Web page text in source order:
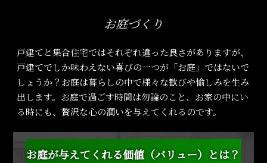
お庭づくり
戸建てと集合住宅ではそれぞれ違った良さがありますが、
戸建てでしか味わえない喜びの一つが「お庭」ではないで
しょうか？お庭は暮らしの中で様々な歓びや愉しみを生み
出します。お庭で過ごす時間は勿論のこと、お家の中にい
る時にも、贅沢な心の潤いを与えてくれるのです。
お庭が与えてくれる価値（バリュー）とは？